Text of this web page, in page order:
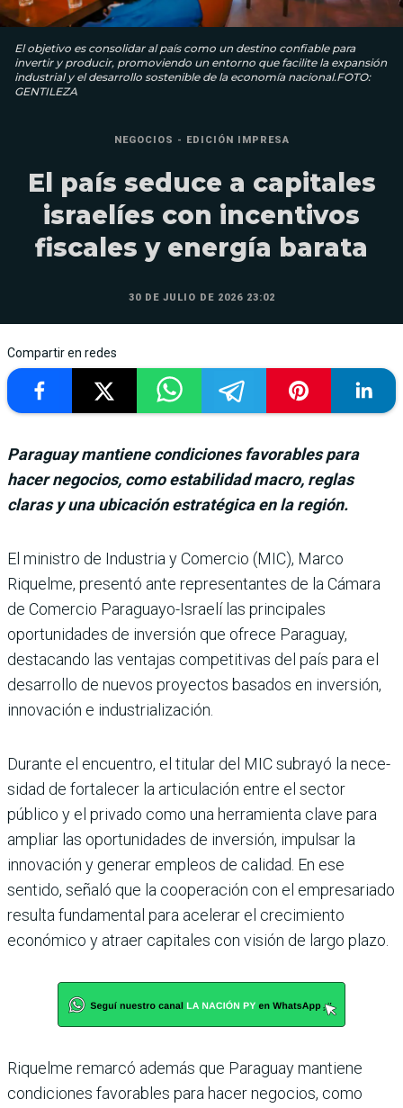
El objetivo es consolidar al país como un destino confiable para
invertir y producir, promoviendo un entorno que facilite la expansión
industrial y el desarrollo sostenible de la economía nacional.FOTO:
GENTILEZA
NEGOCIOS - EDICIÓN IMPRESA
El país seduce a capitales
israelíes con incentivos
fiscales y energía barata
30 DE JULIO DE 2026 23:02
Compartir en redes
Paraguay mantiene condiciones favorables para
hacer negocios, como estabilidad macro, reglas
claras y una ubicación estratégica en la región.
El ministro de Industria y Comercio (MIC), Marco
Riquelme, pre­sentó ante representantes de la Cámara
de Comercio Para­guayo-Israelí las principales
oportunidades de inversión que ofrece Paraguay,
destacando las ventajas competitivas del país para el
desarrollo de nuevos proyectos basados en inversión,
innovación e industrialización.
Durante el encuentro, el titu­lar del MIC subrayó la nece­
sidad de fortalecer la articu­lación entre el sector
público y el privado como una herra­mienta clave para
ampliar las oportunidades de inversión, impulsar la
innovación y gene­rar empleos de calidad. En ese
sentido, señaló que la coope­ración con el empresariado
resulta fundamental para ace­lerar el crecimiento
económico y atraer capitales con visión de largo plazo.
Riquelme remarcó además que Paraguay mantiene
condiciones favorables para hacer negocios, como